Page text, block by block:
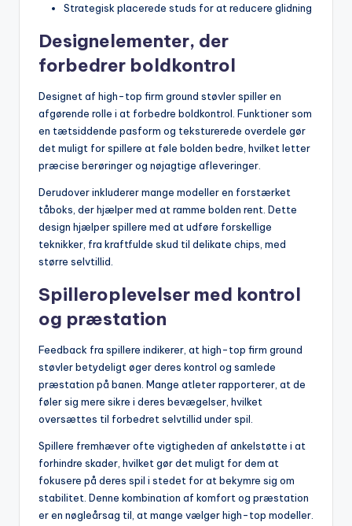
Strategisk placerede studs for at reducere glidning
Designelementer, der
forbedrer boldkontrol
Designet af high-top firm ground støvler spiller en
afgørende rolle i at forbedre boldkontrol. Funktioner som
en tætsiddende pasform og teksturerede overdele gør
det muligt for spillere at føle bolden bedre, hvilket letter
præcise berøringer og nøjagtige afleveringer.
Derudover inkluderer mange modeller en forstærket
tåboks, der hjælper med at ramme bolden rent. Dette
design hjælper spillere med at udføre forskellige
teknikker, fra kraftfulde skud til delikate chips, med
større selvtillid.
Spilleroplevelser med kontrol
og præstation
Feedback fra spillere indikerer, at high-top firm ground
støvler betydeligt øger deres kontrol og samlede
præstation på banen. Mange atleter rapporterer, at de
føler sig mere sikre i deres bevægelser, hvilket
oversættes til forbedret selvtillid under spil.
Spillere fremhæver ofte vigtigheden af ankelstøtte i at
forhindre skader, hvilket gør det muligt for dem at
fokusere på deres spil i stedet for at bekymre sig om
stabilitet. Denne kombination af komfort og præstation
er en nøgleårsag til, at mange vælger high-top modeller.